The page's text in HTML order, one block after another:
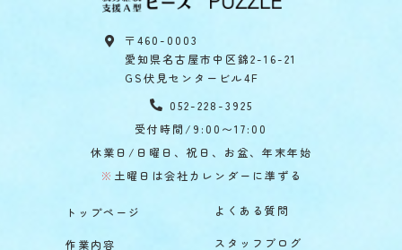
〒460-0003
愛知県名古屋市中区錦2-16-21
GS伏見センタービル4F
052-228-3925
受付時間/9:00〜17:00
休業日/日曜日、祝日、お盆、年末年始
※ 土曜日は会社カレンダーに準ずる
トップページ
作業内容
よくある質問
スタッフブログ